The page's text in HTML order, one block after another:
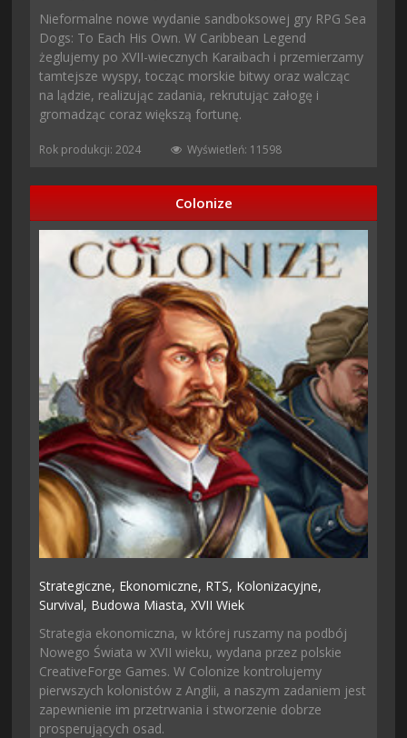
Nieformalne nowe wydanie sandboksowej gry RPG Sea
Dogs: To Each His Own. W Caribbean Legend
żeglujemy po XVII-wiecznych Karaibach i przemierzamy
tamtejsze wyspy, tocząc morskie bitwy oraz walcząc
na lądzie, realizując zadania, rekrutując załogę i
gromadząc coraz większą fortunę.
Rok produkcji: 2024 Wyświetleń: 11598
Colonize
Strategiczne, Ekonomiczne, RTS, Kolonizacyjne,
Survival, Budowa Miasta,XVII Wiek
Strategia ekonomiczna, w której ruszamy na podbój
Nowego Świata w XVII wieku, wydana przez polskie
CreativeForge Games. W Colonize kontrolujemy
pierwszych kolonistów z Anglii, a naszym zadaniem jest
zapewnienie im przetrwania i stworzenie dobrze
prosperujących osad.